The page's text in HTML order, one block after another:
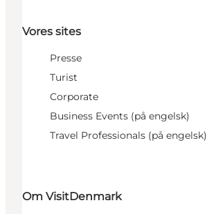
Vores sites
Presse
Turist
Corporate
Business Events (på engelsk)
Travel Professionals (på engelsk)
Om VisitDenmark